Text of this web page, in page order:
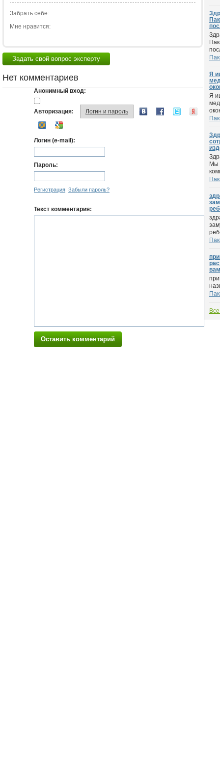
Забрать себе:
Мне нравится:
Задать свой вопрос эксперту
Нет комментариев
Анонимный вход:
Авторизация: Логин и пароль
Логин (e-mail):
Пароль:
Регистрация Забыли пароль?
Текст комментария:
Оставить комментарий
Я
Я
Мы